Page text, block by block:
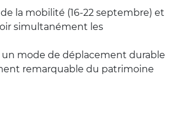
la mobilité (16-22 septembre) et
simultanément les
mode de déplacement durable
remarquable du patrimoine